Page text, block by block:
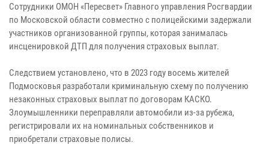
Сотрудники ОМОН «Пересвет» Главного управления Росгвардии
по Московской области совместно с полицейскими задержали
участников организованной группы, которая занималась
инсценировкой ДТП для получения страховых выплат.
Следствием установлено, что в 2023 году восемь жителей
Подмосковья разработали криминальную схему по получению
незаконных страховых выплат по договорам КАСКО.
Злоумышленники переправляли автомобили из-за рубежа,
регистрировали их на номинальных собственников и
приобретали страховые полисы.